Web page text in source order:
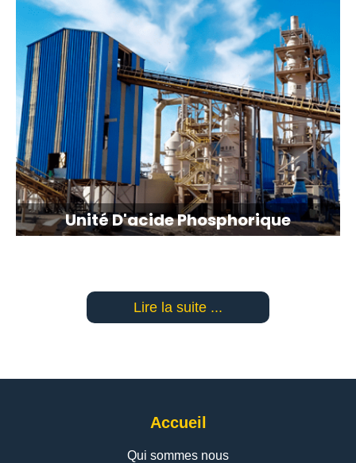
Unité D'acide Phosphorique
Lire la suite ...
Accueil
Qui sommes nous